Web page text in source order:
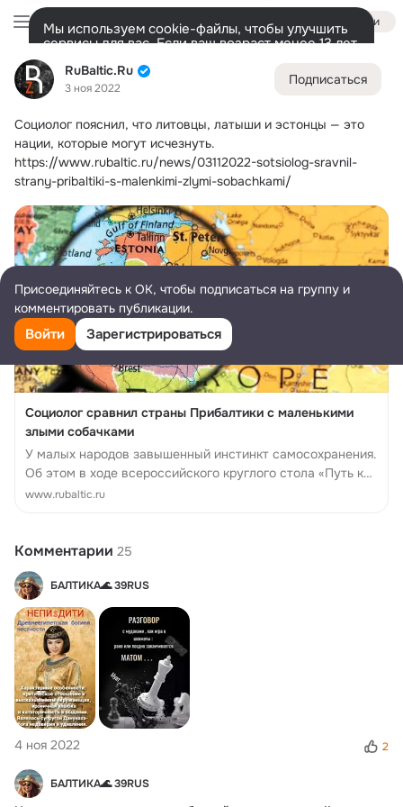
RuBaltic.Ru
3 ноя 2022
Подписаться
Социолог пояснил, что литовцы, латыши и эстонцы — это
нации, которые могут исчезнуть.
https://www.rubaltic.ru/news/03112022-sotsiolog-sravnil-
strany-pribaltiki-s-malenkimi-zlymi-sobachkami/
Социолог сравнил страны Прибалтики с маленькими
злыми собачками
У малых народов завышенный инстинкт самосохранения.
Об этом в ходе всероссийского круглого стола «Путь к
исторической правде. Россия и Балтия» заявил доктор
www.rubaltic.ru
Комментарии 25
БАЛТИКА🌊 39RUS
4 ноя 2022 2
БАЛТИКА🌊 39RUS
Войти
Мы используем cookie-файлы, чтобы улучшить
сервисы для вас. Если ваш возраст менее 13 лет,
настроить cookie-файлы должен ваш законный
представитель.Больше информации
Разрешить все
RuBaltic.Ru
Лента
Дополнительная
колонка
Всё 49 591 Обсуждаемые
Присоединяйтесь к ОК, чтобы подписаться на группу и
комментировать публикации.
Войти Зарегистрироваться